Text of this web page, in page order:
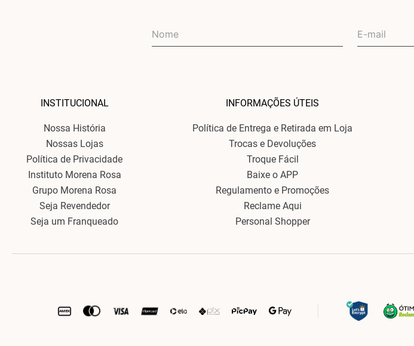
INSTITUCIONAL
Nossa História
Nossas Lojas
Política de Privacidade
Instituto Morena Rosa
Grupo Morena Rosa
Seja Revendedor
Seja um Franqueado
INFORMAÇÕES ÚTEIS
Política de Entrega e Retirada em Loja
Trocas e Devoluções
Troque Fácil
Baixe o APP
Regulamento e Promoções
Reclame Aqui
Personal Shopper